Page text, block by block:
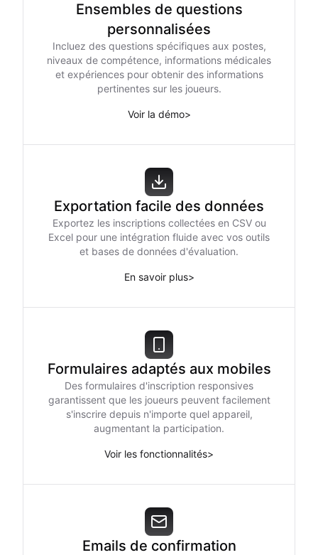
Ensembles de questions
personnalisées
Incluez des questions spécifiques aux postes,
niveaux de compétence, informations médicales
et expériences pour obtenir des informations
pertinentes sur les joueurs.
Voir la démo>
Exportation facile des données
Exportez les inscriptions collectées en CSV ou
Excel pour une intégration fluide avec vos outils
et bases de données d'évaluation.
En savoir plus>
Formulaires adaptés aux mobiles
Des formulaires d'inscription responsives
garantissent que les joueurs peuvent facilement
s'inscrire depuis n'importe quel appareil,
augmentant la participation.
Voir les fonctionnalités>
Emails de confirmation